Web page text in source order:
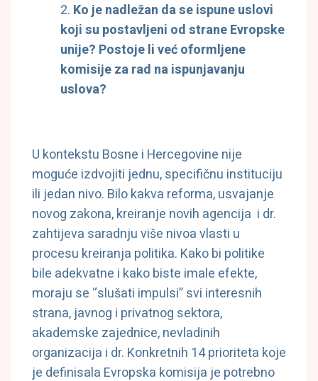
Ko je nadležan da se ispune uslovi
koji su postavljeni od strane Evropske
unije? Postoje li već oformljene
komisije za rad na ispunjavanju
uslova?
U kontekstu Bosne i Hercegovine nije
moguće izdvojiti jednu, specifičnu instituciju
ili jedan nivo. Bilo kakva reforma, usvajanje
novog zakona, kreiranje novih agencija i dr.
zahtijeva saradnju više nivoa vlasti u
procesu kreiranja politika. Kako bi politike
bile adekvatne i kako biste imale efekte,
moraju se “slušati impulsi” svi interesnih
strana, javnog i privatnog sektora,
akademske zajednice, nevladinih
organizacija i dr. Konkretnih 14 prioriteta koje
je definisala Evropska komisija je potrebno